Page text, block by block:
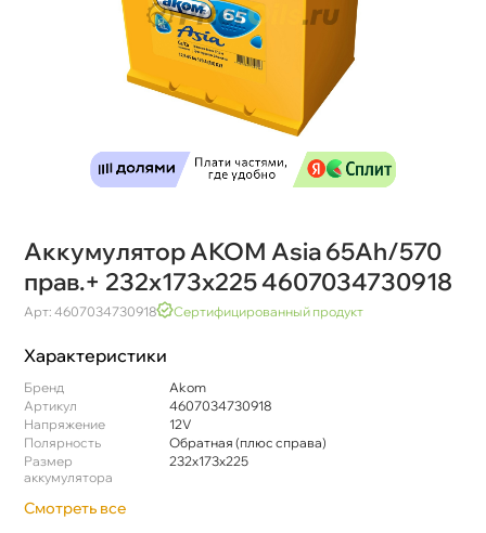
Аккумулятор АКОМ Asia 65Ah/570
прав.+ 232x173x225 4607034730918
Арт: 4607034730918 Сертифицированный продукт
Характеристики
Бренд
Akom
Артикул
4607034730918
Напряжение
12V
Полярность
Обратная (плюс справа)
Размер
аккумулятора
232x173x225
Смотреть все